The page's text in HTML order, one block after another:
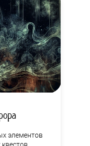
элементов